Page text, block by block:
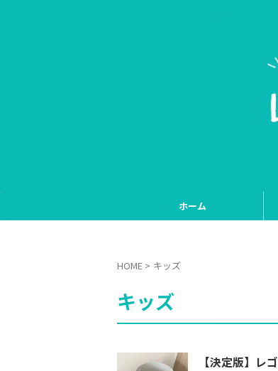
ホーム
HOME > キッズ
キッズ
【決定版】レ